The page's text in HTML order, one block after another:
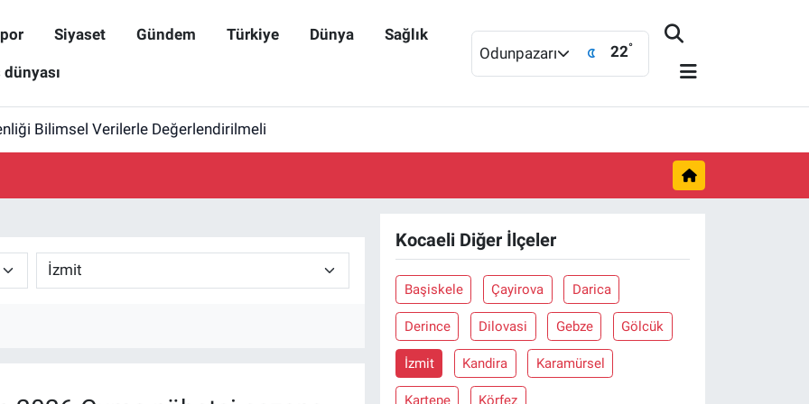
Siyaset Gündem Türkiye Dünya Sağlık
Odunpazarı 22°
Bilimsel Verilerle Değerlendirilmeli
Kocaeli Diğer İlçeler
Başiskele Çayirova Darica
Derince Dilovasi Gebze Gölcük
İzmit Kandira Karamürsel
Kartepe Körfez